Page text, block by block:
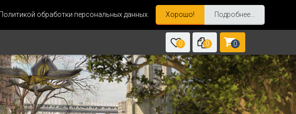
обработки персональных данных. Хорошо! Подробнее...
0 0 0